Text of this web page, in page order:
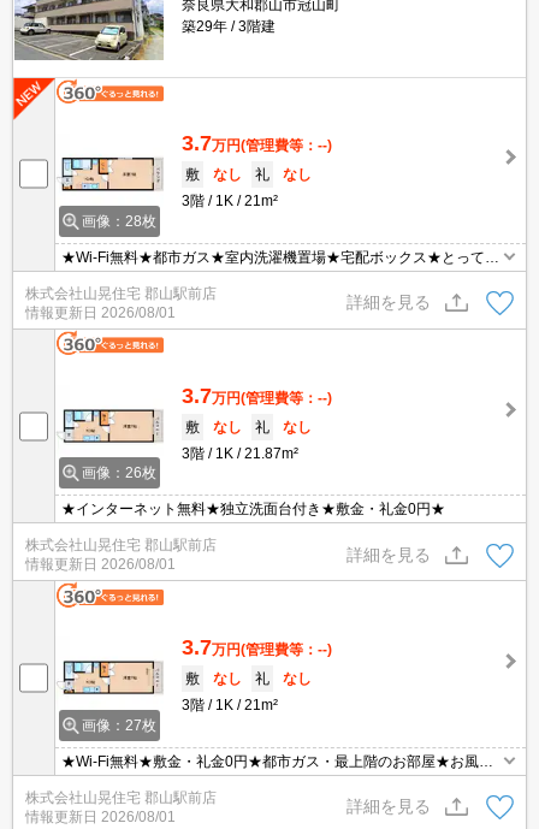
奈良県大和郡山市冠山町
築29年
3階建
画像：28枚
3.7万円(管理費等：--)
敷
なし 礼
なし
3階
1K 21m²
★Wi-Fi無料★都市ガス★室内洗濯機置場★宅配ボックス★とっても
お得なお家賃にご注目♪南向きで日当たり良好の広々１Ｋ☆嬉しいバ
ス・トイレ別！！ＩＨコンロ付きキッチン、シャンプードレッサ
ー、ＴＶモニターホン、エアコンなど設備充実♪さらにカードキーで
安心です☆
株式会社山晃住宅 郡山駅前店
情報更新日 2026/08/01
詳細を見る
画像：26枚
3.7万円(管理費等：--)
敷
なし 礼
なし
3階
1K 21.87m²
★インターネット無料★独立洗面台付き★敷金・礼金0円★
株式会社山晃住宅 郡山駅前店
情報更新日 2026/08/01
詳細を見る
画像：27枚
3.7万円(管理費等：--)
敷
なし 礼
なし
3階
1K 21m²
★Wi-Fi無料★敷金・礼金0円★都市ガス・最上階のお部屋★お風呂
とトイレ別で敷金礼金0のお部屋！初期費用もお得です♪♪洗面台も
独立しておりますし、お部屋も7帖ありますのでゆったり使えます
ね★南向きで日当たりも良く洗濯物が良く乾きます☆宅配ボックス
株式会社山晃住宅 郡山駅前店
情報更新日 2026/08/01
詳細を見る